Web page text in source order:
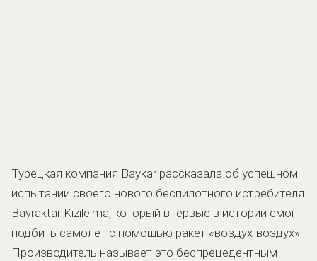
Турецкая компания Baykar рассказала об успешном
испытании своего нового беспилотного истребителя
Bayraktar Kızılelma, который впервые в истории смог
подбить самолет с помощью ракет «воздух-воздух».
Производитель называет это беспрецедентным